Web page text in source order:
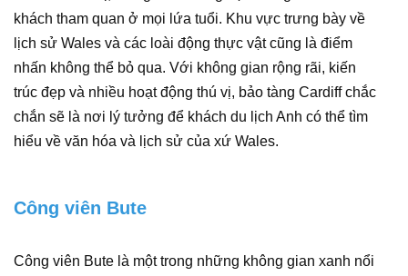
khách tham quan ở mọi lứa tuổi. Khu vực trưng bày về
lịch sử Wales và các loài động thực vật cũng là điểm
nhấn không thể bỏ qua. Với không gian rộng rãi, kiến
trúc đẹp và nhiều hoạt động thú vị, bảo tàng Cardiff chắc
chắn sẽ là nơi lý tưởng để khách du lịch Anh có thể tìm
hiểu về văn hóa và lịch sử của xứ Wales.
Công viên Bute
Công viên Bute là một trong những không gian xanh nổi